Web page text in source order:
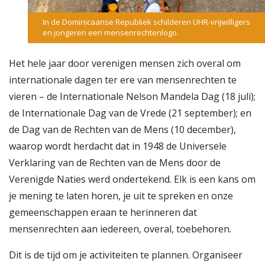
In de Dominicaanse Republiek schilderen UHR-vrijwilligers
en jongeren een mensenrechtenlogo.
Het hele jaar door verenigen mensen zich overal om
internationale dagen ter ere van mensenrechten te
vieren – de Internationale Nelson Mandela Dag (18 juli);
de Internationale Dag van de Vrede (21 september); en
de Dag van de Rechten van de Mens (10 december),
waarop wordt herdacht dat in 1948 de Universele
Verklaring van de Rechten van de Mens door de
Verenigde Naties werd ondertekend. Elk is een kans om
je mening te laten horen, je uit te spreken en onze
gemeenschappen eraan te herinneren dat
mensenrechten aan iedereen, overal, toebehoren.
Dit is de tijd om je activiteiten te plannen. Organiseer